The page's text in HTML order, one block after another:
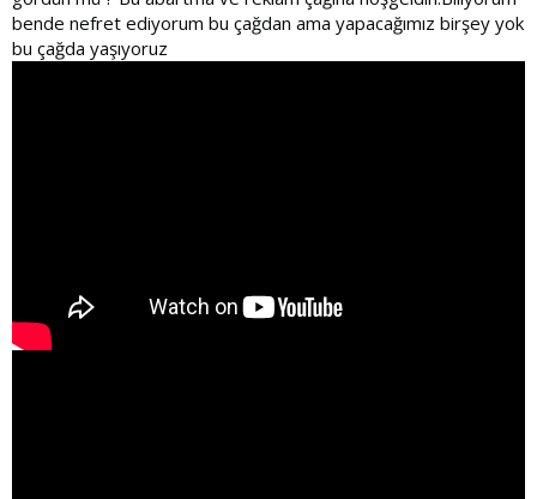
bende nefret ediyorum bu çağdan ama yapacağımız birşey yok
bu çağda yaşıyoruz